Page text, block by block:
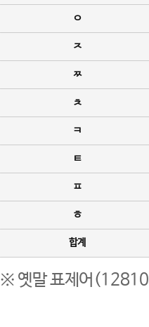
ㅇ
ㅈ
ㅉ
ㅊ
ㅋ
ㅌ
ㅍ
ㅎ
합계
※ 옛말 표제어(12810